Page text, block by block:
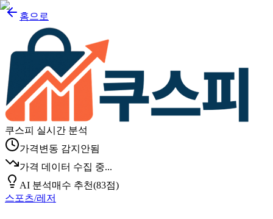
홈으로
쿠스피 실시간 분석
가격변동 감지안됨
가격 데이터 수집 중...
AI 분석매수 추천(83점)
스포츠/레저